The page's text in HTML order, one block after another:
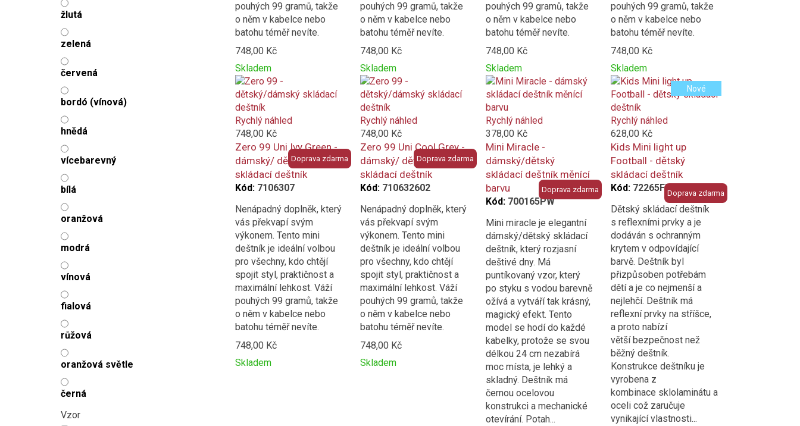
žlutá
zelená
červená
bordó (vínová)
hnědá
vícebarevný
bílá
oranžová
modrá
vínová
fialová
růžová
oranžová světle
černá
Vzor
pouhých 99 gramů, takže
o něm v kabelce nebo
batohu téměř nevíte.
748,00 Kč
Skladem
Přidat
k
porovnání
Product
is
added
to
compare
pouhých 99 gramů, takže
o něm v kabelce nebo
batohu téměř nevíte.
748,00 Kč
Skladem
Přidat
k
porovnání
Product
is
added
to
compare
pouhých 99 gramů, takže
o něm v kabelce nebo
batohu téměř nevíte.
748,00 Kč
Skladem
Přidat
k
porovnání
Product
is
added
to
compare
pouhých 99 gramů, takže
o něm v kabelce nebo
batohu téměř nevíte.
748,00 Kč
Skladem
Přidat
k
porovnání
Product
is
added
to
compare
Doprava zdarma
Rychlý náhled
748,00 Kč
Zero 99 Uni Ivy Green -
dámský/ dětský
skládací deštník
Kód: 7106307
Nenápadný doplněk, který
vás překvapí svým
výkonem. Tento mini
deštník je ideální volbou
pro všechny, kdo chtějí
spojit styl, praktičnost a
maximální lehkost. Váží
pouhých 99 gramů, takže
o něm v kabelce nebo
batohu téměř nevíte.
748,00 Kč
Skladem
Doprava zdarma
Rychlý náhled
748,00 Kč
Zero 99 Uni Cool Grey -
dámský/ dětský
skládací deštník
Kód: 710632602
Nenápadný doplněk, který
vás překvapí svým
výkonem. Tento mini
deštník je ideální volbou
pro všechny, kdo chtějí
spojit styl, praktičnost a
maximální lehkost. Váží
pouhých 99 gramů, takže
o něm v kabelce nebo
batohu téměř nevíte.
748,00 Kč
Skladem
Doprava zdarma
Rychlý náhled
378,00 Kč
Mini Miracle -
dámský/dětský
skládací deštník měnící
barvu
Kód: 700165PW
Mini miracle je elegantní
dámský/dětský skládací
deštník, který rozjasní
deštivé dny. Má
puntíkovaný vzor, který
po styku s vodou barevně
ožívá a vytváří tak krásný,
magický efekt. Tento
model se hodí do každé
kabelky, protože se svou
délkou 24 cm nezabírá
moc místa, je lehký a
skladný. Deštník má
černou ocelovou
konstrukci a mechanické
otevírání. Potah...
Doprava zdarma
Rychlý náhled
628,00 Kč
Nové
Kids Mini light up
Football - dětský
skládací deštník
Kód: 72265FB
Dětský skládací deštník
s reflexními prvky a je
dodáván s ochranným
krytem v odpovídající
barvě. Deštník byl
přizpůsoben potřebám
dětí a je co nejmenší a
nejlehčí. Deštník má
reflexní prvky na stříšce,
a proto nabízí
větší bezpečnost než
běžný deštník.
Konstrukce deštníku je
vyrobena z
kombinace sklolaminátu a
oceli což zaručuje
vynikající vlastnosti...